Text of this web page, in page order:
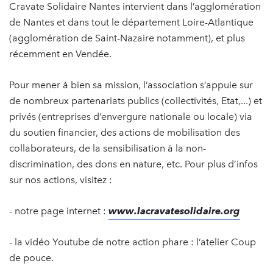
Cravate Solidaire Nantes intervient dans l’agglomération
de Nantes et dans tout le département Loire-Atlantique
(agglomération de Saint-Nazaire notamment), et plus
récemment en Vendée.
Pour mener à bien sa mission, l’association s’appuie sur
de nombreux partenariats publics (collectivités, Etat,...) et
privés (entreprises d’envergure nationale ou locale) via
du soutien financier, des actions de mobilisation des
collaborateurs, de la sensibilisation à la non-
discrimination, des dons en nature, etc. Pour plus d’infos
sur nos actions, visitez :
- notre page internet : www.lacravatesolidaire.org
- la vidéo Youtube de notre action phare : l’atelier Coup
de pouce.